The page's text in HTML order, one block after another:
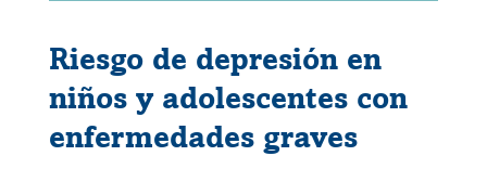
El suicidio es la segunda causa de
muerte entre los jóvenes de 10 a
24 años. La detección del suicidio puede
Riesgo de depresión en
niños y adolescentes con
enfermedades graves